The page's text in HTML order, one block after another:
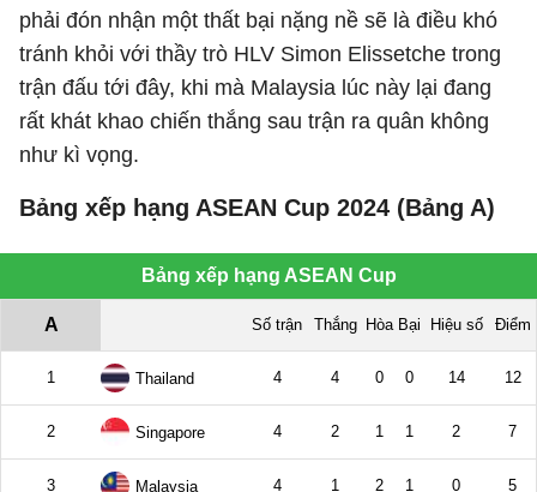
phải đón nhận một thất bại nặng nề sẽ là điều khó
tránh khỏi với thầy trò HLV Simon Elissetche trong
trận đấu tới đây, khi mà Malaysia lúc này lại đang
rất khát khao chiến thắng sau trận ra quân không
như kì vọng.
Bảng xếp hạng ASEAN Cup 2024 (Bảng A)